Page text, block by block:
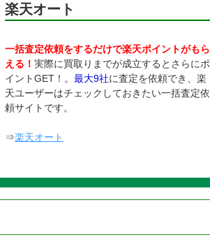
楽天オート
一括査定依頼をするだけで楽天ポイントがもら
える！実際に買取りまでが成立するとさらにポ
イントGET！。最大9社に査定を依頼でき、楽
天ユーザーはチェックしておきたい一括査定依
頼サイトです。
⇒楽天オート